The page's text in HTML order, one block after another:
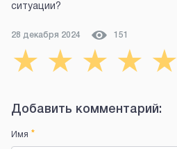
ситуации?
28 декабря 2024 151
★ ★ ★ ★ ★
Добавить комментарий:
Имя *